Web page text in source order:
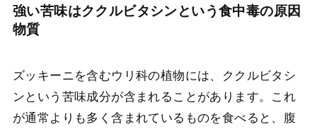
強い苦味はククルビタシンという食中毒の原因
物質
ズッキーニを含むウリ科の植物には、ククルビタシ
ンという苦味成分が含まれることがあります。これ
が通常よりも多く含まれているものを食べると、腹